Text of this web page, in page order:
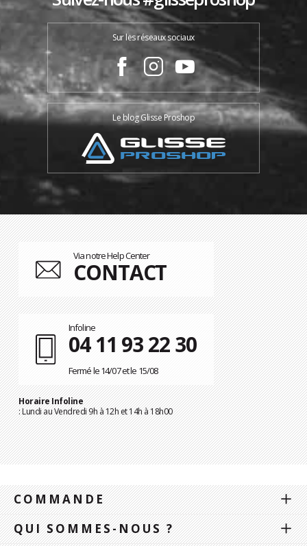
Sur les réseaux sociaux
Le blog Glisse Proshop
Via notre Help Center
CONTACT
Infoline
04 11 93 22 30
Fermé le 14/07 et le 15/08
Horaire Infoline
: Lundi au Vendredi 9h à 12h et 14h à 18h00
COMMANDE
QUI SOMMES-NOUS ?